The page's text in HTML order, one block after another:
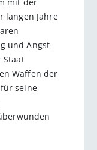
mit der
langen Jahre
und Angst
Staat
Waffen der
seine